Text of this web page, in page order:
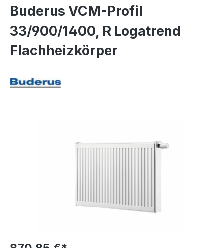
Buderus VCM-Profil
33/900/1400, R Logatrend
Flachheizkörper